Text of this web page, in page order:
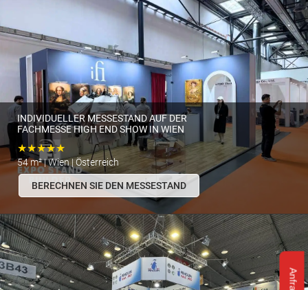
INDIVIDUELLER MESSESTAND AUF DER
FACHMESSE HIGH END SHOW IN WIEN
★★★★★
54 m² | Wien | Österreich
BERECHNEN SIE DEN MESSESTAND